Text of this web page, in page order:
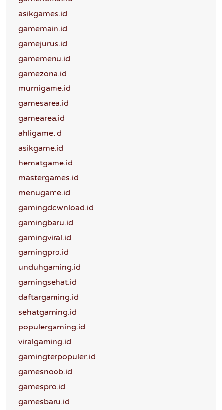
asikgames.id
gamemain.id
gamejurus.id
gamemenu.id
gamezona.id
murnigame.id
gamesarea.id
gamearea.id
ahligame.id
asikgame.id
hematgame.id
mastergames.id
menugame.id
gamingdownload.id
gamingbaru.id
gamingviral.id
gamingpro.id
unduhgaming.id
gamingsehat.id
daftargaming.id
sehatgaming.id
populergaming.id
viralgaming.id
gamingterpopuler.id
gamesnoob.id
gamespro.id
gamesbaru.id